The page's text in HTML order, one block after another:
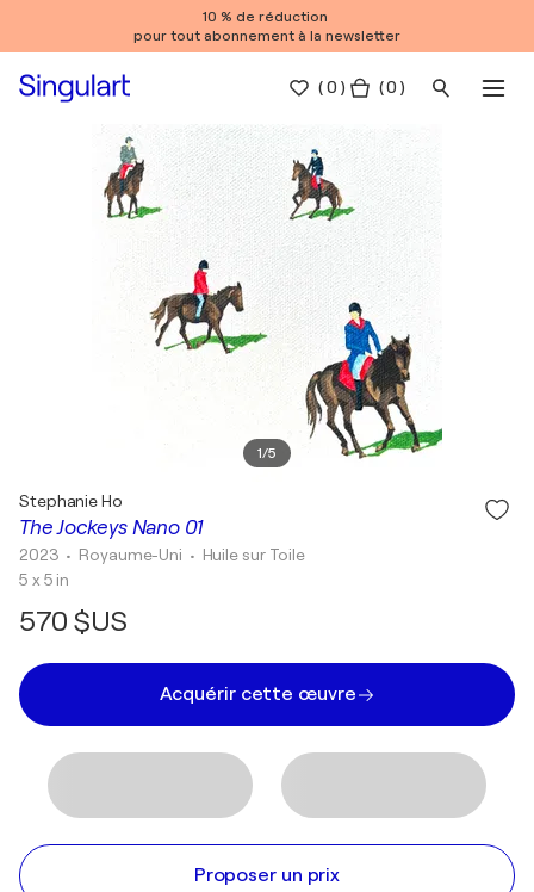
10 % de réduction
pour tout abonnement à la newsletter
(0 ) ( 0 )
1/5
The Jockeys Nano 01
Stephanie Ho
2023 • Royaume-Uni • Huile sur Toile
5 x 5 in
570 $US
Acquérir cette œuvre
Proposer un prix